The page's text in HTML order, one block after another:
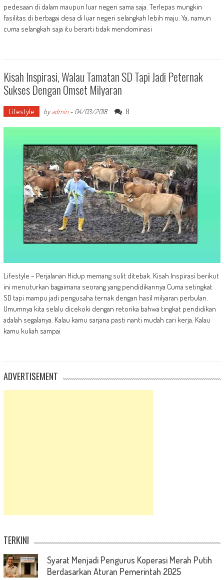
pedesaan di dalam maupun luar negeri sama saja. Terlepas mungkin
fasilitas di berbagai desa di luar negeri selangkah lebih maju. Ya, namun
cuma selangkah saja itu berarti tidak mendominasi
Kisah Inspirasi, Walau Tamatan SD Tapi Jadi Peternak
Sukses Dengan Omset Milyaran
Lifestyle byadmin- 04/03/2018 0
Lifestyle – Perjalanan Hidup memang sulit ditebak. Kisah Inspirasi berikut
ini menuturkan bagaimana seorang yang pendidikannya Cuma setingkat
SD tapi mampu jadi pengusaha ternak dengan hasil milyaran perbulan.
Umumnya kita selalu dicekoki dengan retorika bahwa tingkat pendidikan
adalah segalanya. Kalau kamu sarjana pasti nanti mudah cari kerja. Kalau
kamu kuliah sampai
ADVERTISEMENT
TERKINI
Syarat Menjadi Pengurus Koperasi Merah Putih
Berdasarkan Aturan Pemerintah 2025